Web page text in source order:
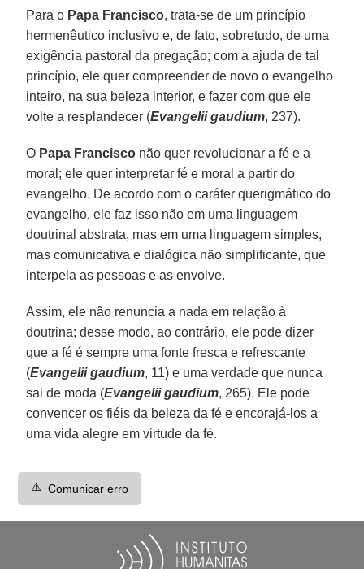
Para o Papa Francisco, trata-se de um princípio
hermenêutico inclusivo e, de fato, sobretudo, de uma
exigência pastoral da pregação; com a ajuda de tal
princípio, ele quer compreender de novo o evangelho
inteiro, na sua beleza interior, e fazer com que ele
volte a resplandecer (Evangelii gaudium, 237).
O Papa Francisco não quer revolucionar a fé e a
moral; ele quer interpretar fé e moral a partir do
evangelho. De acordo com o caráter querigmático do
evangelho, ele faz isso não em uma linguagem
doutrinal abstrata, mas em uma linguagem simples,
mas comunicativa e dialógica não simplificante, que
interpela as pessoas e as envolve.
Assim, ele não renuncia a nada em relação à
doutrina; desse modo, ao contrário, ele pode dizer
que a fé é sempre uma fonte fresca e refrescante
(Evangelii gaudium, 11) e uma verdade que nunca
sai de moda (Evangelii gaudium, 265). Ele pode
convencer os fiéis da beleza da fé e encorajá-los a
uma vida alegre em virtude da fé.
⚠️ Comunicar erro